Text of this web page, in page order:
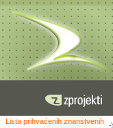
Lista prihvaćenih znanstvenih